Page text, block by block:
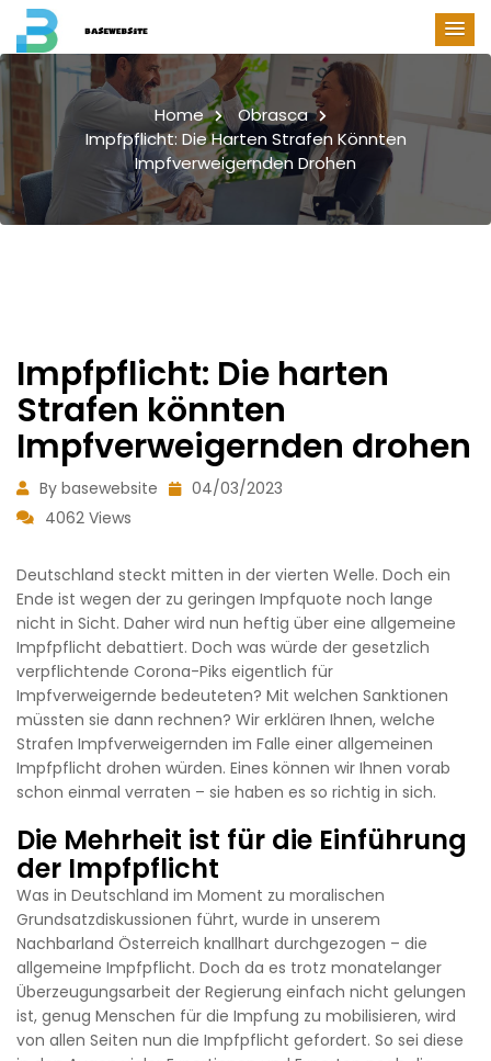
Home
Obrasca
Impfpflicht: Die Harten Strafen Könnten
Impfverweigernden Drohen
Impfpflicht: Die harten
Strafen könnten
Impfverweigernden drohen
By basewebsite
04/03/2023
4062 Views
Deutschland steckt mitten in der vierten Welle. Doch ein
Ende ist wegen der zu geringen Impfquote noch lange
nicht in Sicht. Daher wird nun heftig über eine allgemeine
Impfpflicht debattiert. Doch was würde der gesetzlich
verpflichtende Corona-Piks eigentlich für
Impfverweigernde bedeuteten? Mit welchen Sanktionen
müssten sie dann rechnen? Wir erklären Ihnen, welche
Strafen Impfverweigernden im Falle einer allgemeinen
Impfpflicht drohen würden. Eines können wir Ihnen vorab
schon einmal verraten – sie haben es so richtig in sich.
Die Mehrheit ist für die Einführung
der Impfpflicht
Was in Deutschland im Moment zu moralischen
Grundsatzdiskussionen führt, wurde in unserem
Nachbarland Österreich knallhart durchgezogen – die
allgemeine Impfpflicht. Doch da es trotz monatelanger
Überzeugungsarbeit der Regierung einfach nicht gelungen
ist, genug Menschen für die Impfung zu mobilisieren, wird
von allen Seiten nun die Impfpflicht gefordert. So sei diese